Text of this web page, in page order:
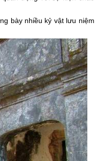
bày nhiều kỷ vật lưu niệm